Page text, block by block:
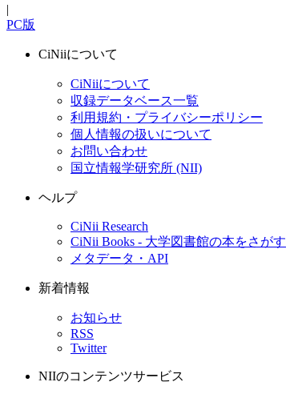
|
PC版
CiNiiについて
CiNiiについて
収録データベース一覧
利用規約・プライバシーポリシー
個人情報の扱いについて
お問い合わせ
国立情報学研究所 (NII)
ヘルプ
CiNii Research
CiNii Books - 大学図書館の本をさがす
メタデータ・API
新着情報
お知らせ
RSS
Twitter
NIIのコンテンツサービス